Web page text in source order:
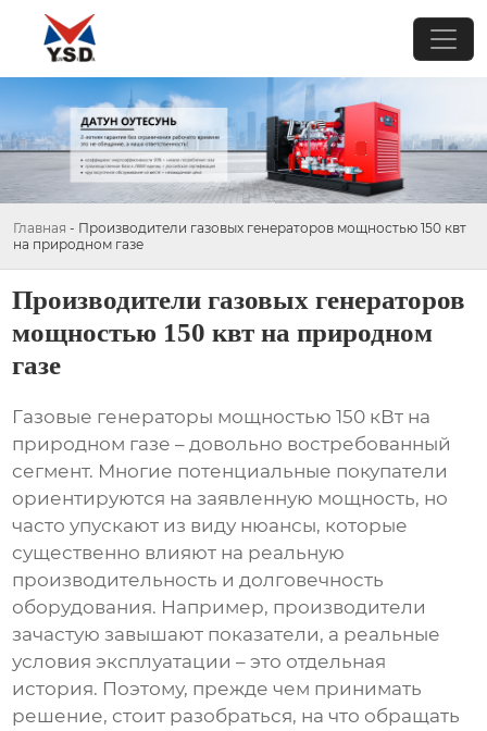
Главная - Производители газовых генераторов мощностью 150 квт
на природном газе
Производители газовых генераторов
мощностью 150 квт на природном
газе
Газовые генераторы мощностью 150 кВт на
природном газе – довольно востребованный
сегмент. Многие потенциальные покупатели
ориентируются на заявленную мощность, но
часто упускают из виду нюансы, которые
существенно влияют на реальную
производительность и долговечность
оборудования. Например, производители
зачастую завышают показатели, а реальные
условия эксплуатации – это отдельная
история. Поэтому, прежде чем принимать
решение, стоит разобраться, на что обращать